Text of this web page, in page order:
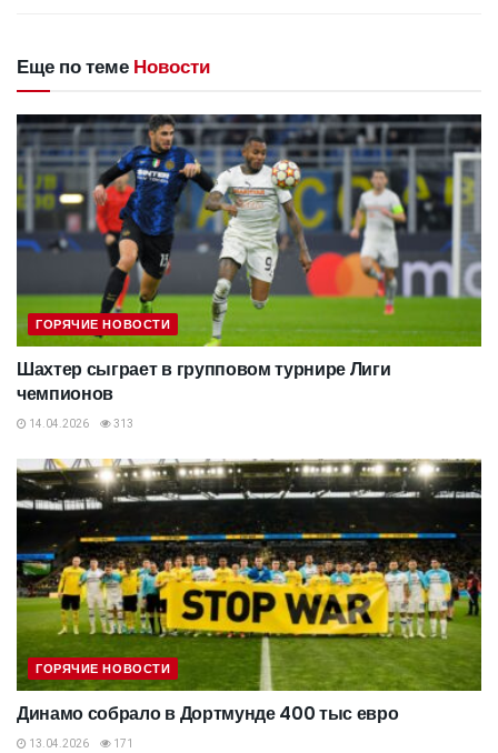
Еще по теме Новости
ГОРЯЧИЕ НОВОСТИ
Шахтер сыграет в групповом турнире Лиги
чемпионов
14.04.2026 313
ГОРЯЧИЕ НОВОСТИ
Динамо собрало в Дортмунде 400 тыс евро
13.04.2026 171